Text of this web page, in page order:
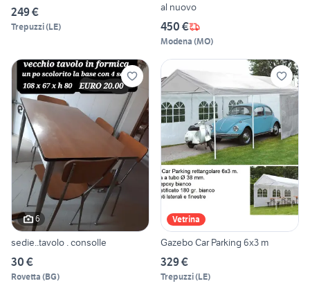
249 €
Trepuzzi(LE)
al nuovo
450 €
Modena (MO)
6
sedie..tavolo . consolle
30 €
Rovetta (BG)
Vetrina
Gazebo Car Parking 6x3 m
329 €
Trepuzzi(LE)